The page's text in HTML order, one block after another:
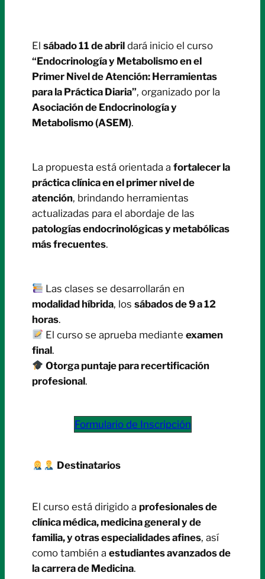
El sábado 11 de abril dará inicio el curso
“Endocrinología y Metabolismo en el
Primer Nivel de Atención: Herramientas
para la Práctica Diaria”, organizado por la
Asociación de Endocrinología y
Metabolismo (ASEM).
La propuesta está orientada a fortalecer la
práctica clínica en el primer nivel de
atención, brindando herramientas
actualizadas para el abordaje de las
patologías endocrinológicas y metabólicas
más frecuentes.
Las clases se desarrollarán en
modalidad híbrida, los sábados de 9 a 12
horas.
El curso se aprueba medianteexamen
final.
Otorga puntaje para recertificación
profesional.
Formulario de Inscripción
Destinatarios
El curso está dirigido a profesionales de
clínica médica, medicina general y de
familia, y otras especialidades afines, así
como también a estudiantes avanzados de
la carrera de Medicina.